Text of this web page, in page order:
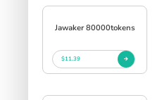
Jawaker 80000tokens
$11.39